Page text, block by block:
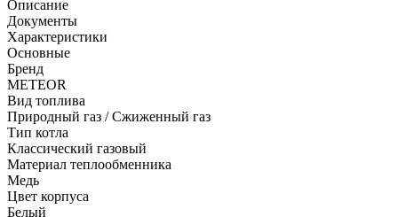
Описание
Документы
Характеристики
Основные
Бренд
METEOR
Вид топлива
Природный газ / Сжиженный газ
Тип котла
Классический газовый
Материал теплообменника
Медь
Цвет корпуса
Белый